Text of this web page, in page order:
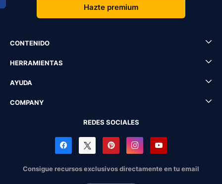
Hazte premium
CONTENIDO
HERRAMIENTAS
AYUDA
COMPANY
REDES SOCIALES
Consigue recursos exclusivos directamente en tu email